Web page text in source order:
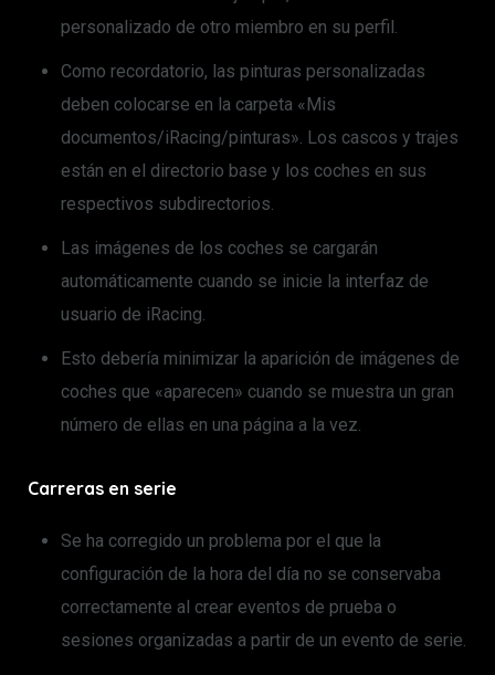
personalizado de otro miembro en su perfil.
Como recordatorio, las pinturas personalizadas
deben colocarse en la carpeta «Mis
documentos/iRacing/pinturas». Los cascos y trajes
están en el directorio base y los coches en sus
respectivos subdirectorios.
Las imágenes de los coches se cargarán
automáticamente cuando se inicie la interfaz de
usuario de iRacing.
Esto debería minimizar la aparición de imágenes de
coches que «aparecen» cuando se muestra un gran
número de ellas en una página a la vez.
Carreras en serie
Se ha corregido un problema por el que la
configuración de la hora del día no se conservaba
correctamente al crear eventos de prueba o
sesiones organizadas a partir de un evento de serie.